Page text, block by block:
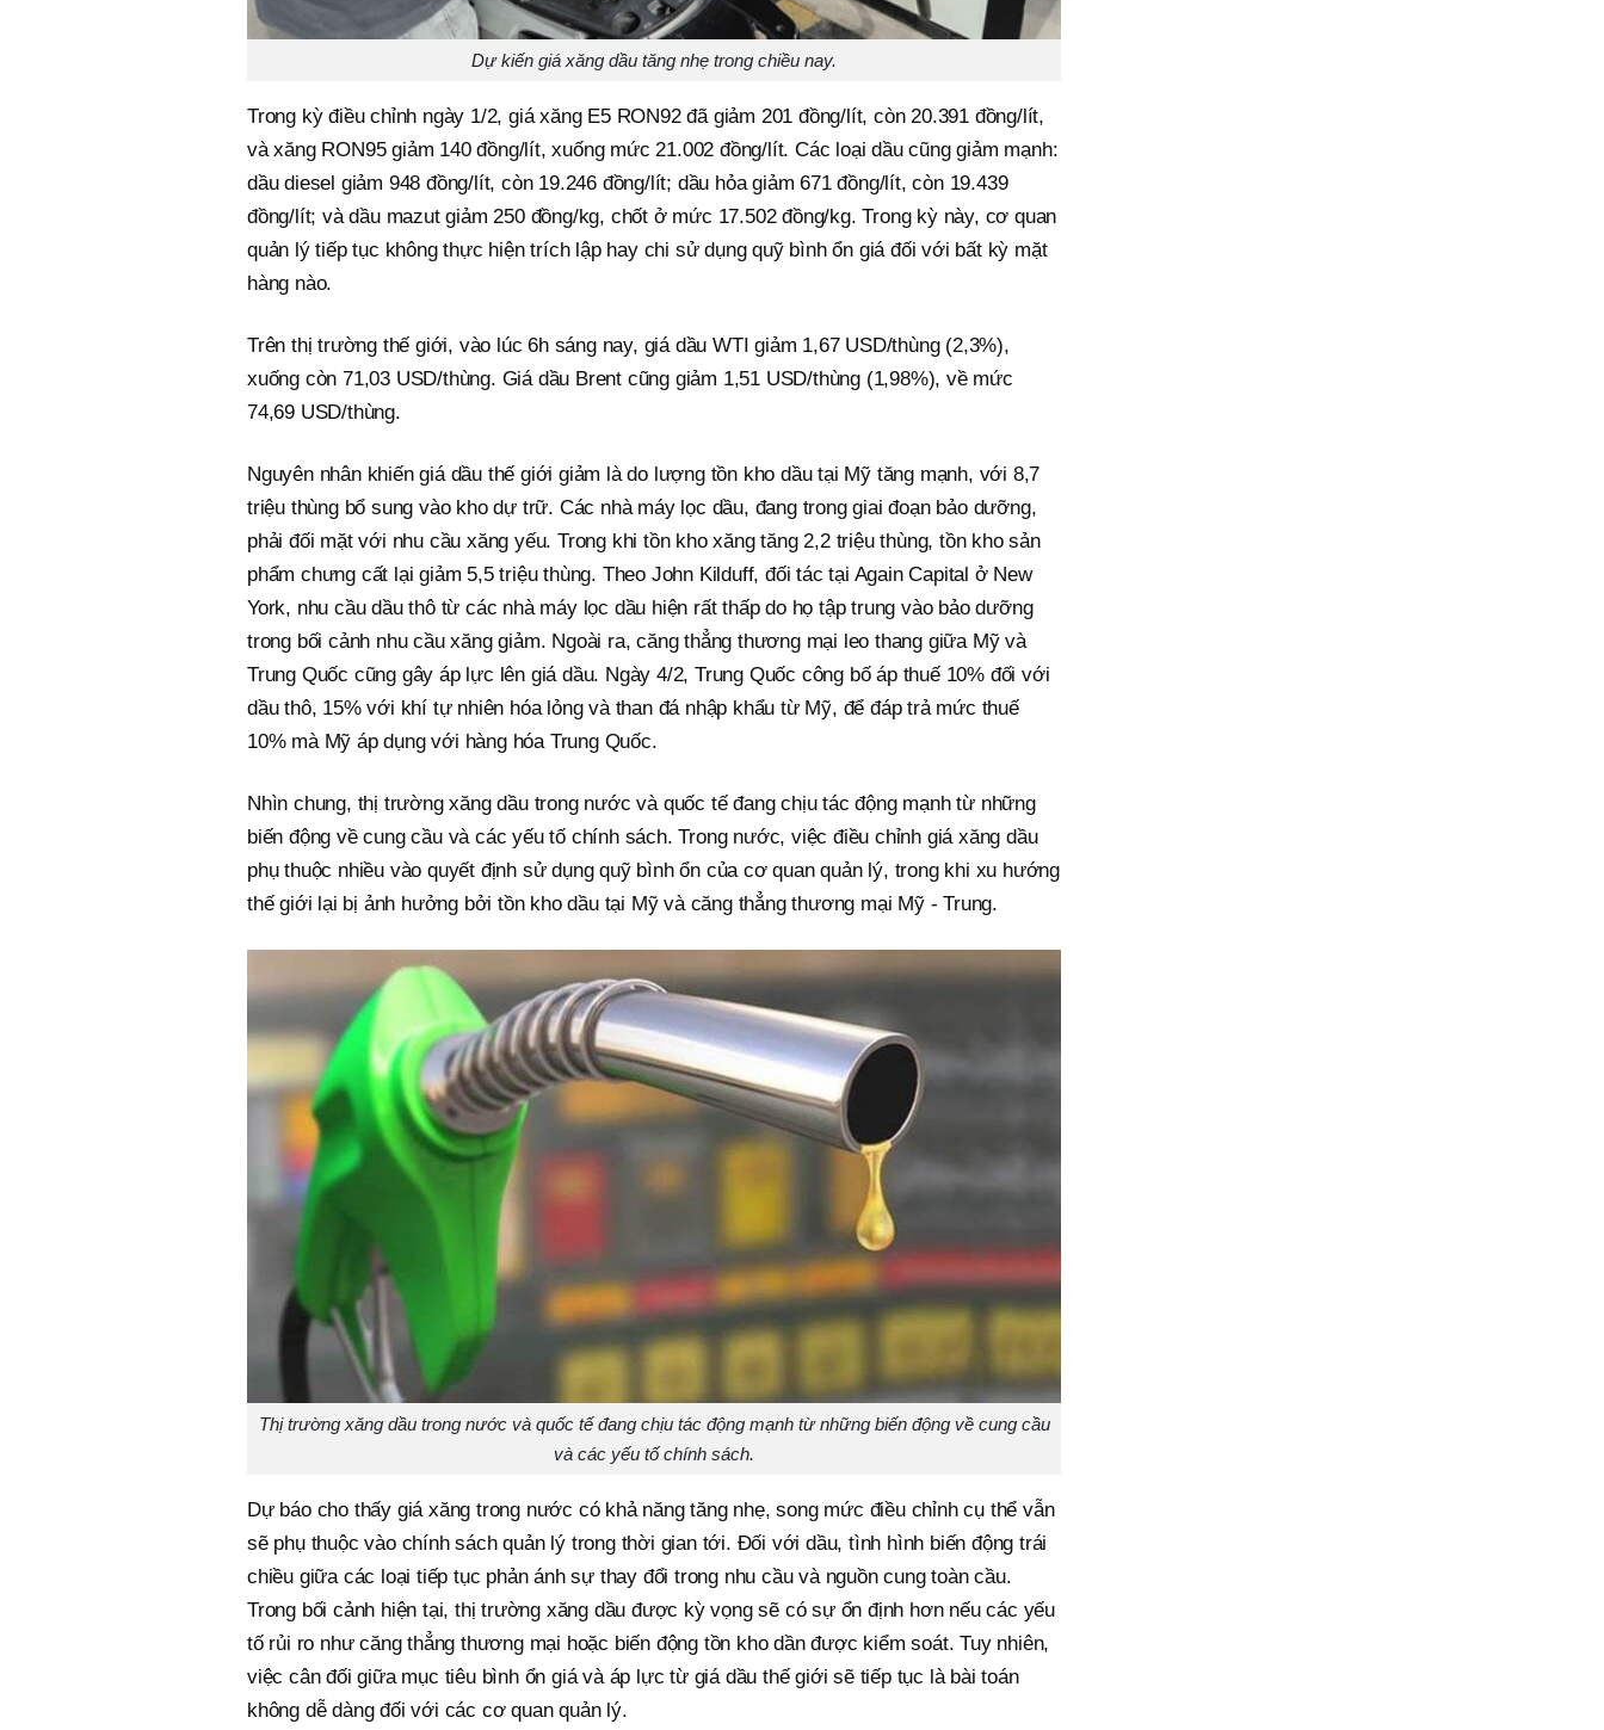
Dự kiến giá xăng dầu tăng nhẹ trong chiều nay.
Trong kỳ điều chỉnh ngày 1/2, giá xăng E5 RON92 đã giảm 201 đồng/lít, còn 20.391 đồng/lít,
và xăng RON95 giảm 140 đồng/lít, xuống mức 21.002 đồng/lít. Các loại dầu cũng giảm mạnh:
dầu diesel giảm 948 đồng/lít, còn 19.246 đồng/lít; dầu hỏa giảm 671 đồng/lít, còn 19.439
đồng/lít; và dầu mazut giảm 250 đồng/kg, chốt ở mức 17.502 đồng/kg. Trong kỳ này, cơ quan
quản lý tiếp tục không thực hiện trích lập hay chi sử dụng quỹ bình ổn giá đối với bất kỳ mặt
hàng nào.
Trên thị trường thế giới, vào lúc 6h sáng nay, giá dầu WTI giảm 1,67 USD/thùng (2,3%),
xuống còn 71,03 USD/thùng. Giá dầu Brent cũng giảm 1,51 USD/thùng (1,98%), về mức
74,69 USD/thùng.
Nguyên nhân khiến giá dầu thế giới giảm là do lượng tồn kho dầu tại Mỹ tăng mạnh, với 8,7
triệu thùng bổ sung vào kho dự trữ. Các nhà máy lọc dầu, đang trong giai đoạn bảo dưỡng,
phải đối mặt với nhu cầu xăng yếu. Trong khi tồn kho xăng tăng 2,2 triệu thùng, tồn kho sản
phẩm chưng cất lại giảm 5,5 triệu thùng. Theo John Kilduff, đối tác tại Again Capital ở New
York, nhu cầu dầu thô từ các nhà máy lọc dầu hiện rất thấp do họ tập trung vào bảo dưỡng
trong bối cảnh nhu cầu xăng giảm. Ngoài ra, căng thẳng thương mại leo thang giữa Mỹ và
Trung Quốc cũng gây áp lực lên giá dầu. Ngày 4/2, Trung Quốc công bố áp thuế 10% đối với
dầu thô, 15% với khí tự nhiên hóa lỏng và than đá nhập khẩu từ Mỹ, để đáp trả mức thuế
10% mà Mỹ áp dụng với hàng hóa Trung Quốc.
Nhìn chung, thị trường xăng dầu trong nước và quốc tế đang chịu tác động mạnh từ những
biến động về cung cầu và các yếu tố chính sách. Trong nước, việc điều chỉnh giá xăng dầu
phụ thuộc nhiều vào quyết định sử dụng quỹ bình ổn của cơ quan quản lý, trong khi xu hướng
thế giới lại bị ảnh hưởng bởi tồn kho dầu tại Mỹ và căng thẳng thương mại Mỹ - Trung.
Thị trường xăng dầu trong nước và quốc tế đang chịu tác động mạnh từ những biến động về cung cầu
và các yếu tố chính sách.
Dự báo cho thấy giá xăng trong nước có khả năng tăng nhẹ, song mức điều chỉnh cụ thể vẫn
sẽ phụ thuộc vào chính sách quản lý trong thời gian tới. Đối với dầu, tình hình biến động trái
chiều giữa các loại tiếp tục phản ánh sự thay đổi trong nhu cầu và nguồn cung toàn cầu.
Trong bối cảnh hiện tại, thị trường xăng dầu được kỳ vọng sẽ có sự ổn định hơn nếu các yếu
tố rủi ro như căng thẳng thương mại hoặc biến động tồn kho dần được kiểm soát. Tuy nhiên,
việc cân đối giữa mục tiêu bình ổn giá và áp lực từ giá dầu thế giới sẽ tiếp tục là bài toán
không dễ dàng đối với các cơ quan quản lý.